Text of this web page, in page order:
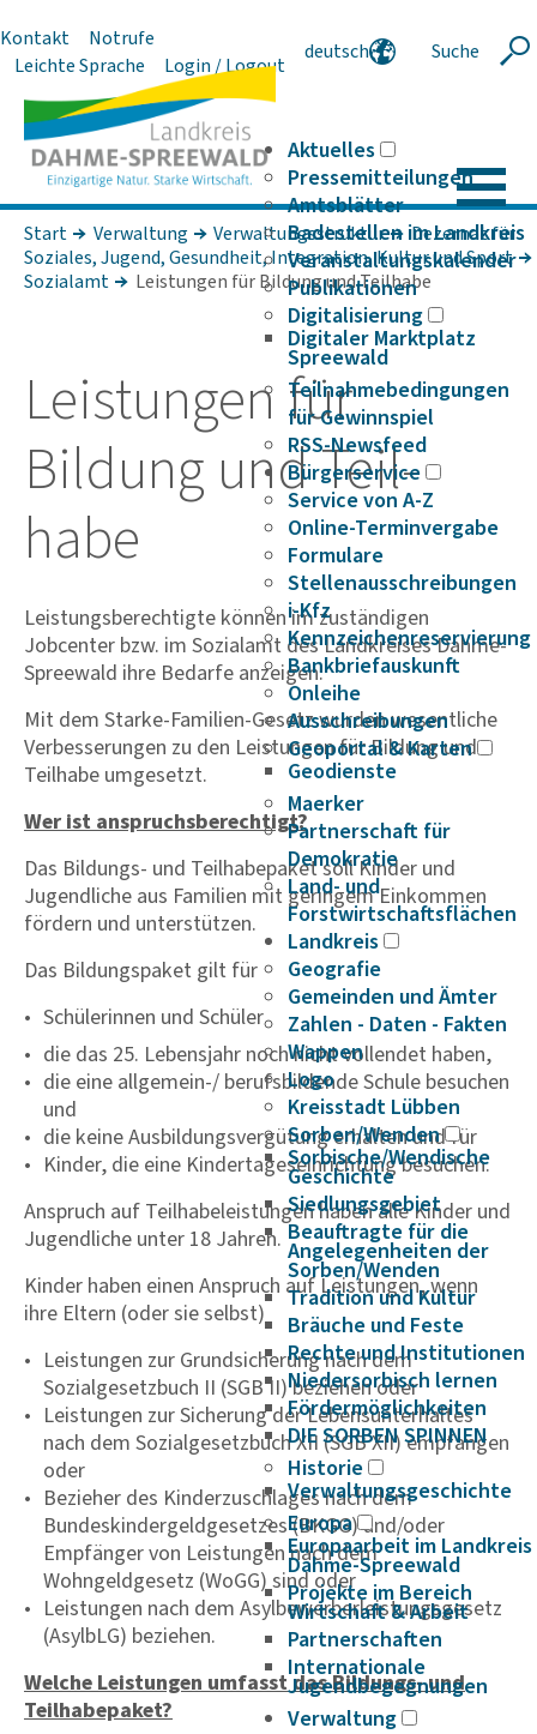
Kontakt
Notrufe
Leichte Sprache
Login / Logout
deutsch
Suche
Aktuelles
Pressemitteilungen
Amtsblätter
Badestellen im Landkreis
Veranstaltungskalender
Publikationen
Digitalisierung
Digitaler Marktplatz
Spreewald
Teilnahmebedingungen
für Gewinnspiel
RSS-Newsfeed
Bürgerservice
Service von A-Z
Online-Terminvergabe
Formulare
Stellenausschreibungen
i-Kfz
Kennzeichenreservierung
Bankbriefauskunft
Onleihe
Ausschreibungen
Geoportal & Karten
Geodienste
Maerker
Partnerschaft für
Demokratie
Land- und
Forstwirtschaftsflächen
Landkreis
Geografie
Gemeinden und Ämter
Zahlen - Daten - Fakten
Wappen
Logo
Kreisstadt Lübben
Sorben/Wenden
Sorbische/Wendische
Geschichte
Siedlungsgebiet
Beauftragte für die
Angelegenheiten der
Sorben/Wenden
Tradition und Kultur
Bräuche und Feste
Rechte und Institutionen
Niedersorbisch lernen
Fördermöglichkeiten
DIE SORBEN SPINNEN
Historie
Verwaltungsgeschichte
Europa
Europaarbeit im Landkreis
Dahme-Spreewald
Projekte im Bereich
Wirtschaft & Arbeit
Partnerschaften
Internationale
Jugendbegegnungen
Verwaltung
Start Verwaltung Verwaltungsstruktur
Dezernat für
Soziales, Jugend, Gesundheit, Integration, Kultur und Sport
Sozialamt
Leistungen für Bildung und Teilhabe
Leis­tungen für
Bildung und Teil­
habe
Leistungsberechtigte können im zuständigen
Jobcenter bzw. im Sozialamt des Landkreises Dahme-
Spreewald ihre Bedarfe anzeigen.
Mit dem Starke-Familien-Gesetz wurden wesentliche
Verbesserungen zu den Leistungen für Bildung und
Teilhabe umgesetzt.
Wer ist anspruchsberechtigt?
Das Bildungs- und Teilhabepaket soll Kinder und
Jugendliche aus Familien mit geringem Einkommen
fördern und unterstützen.
Das Bildungspaket gilt für
Schülerinnen und Schüler
die das 25. Lebensjahr noch nicht vollendet haben,
die eine allgemein-/ berufsbildende Schule besuchen
und
die keine Ausbildungsvergütung erhalten und für
Kinder, die eine Kindertageseinrichtung besuchen.
Anspruch auf Teilhabeleistungen haben alle Kinder und
Jugendliche unter 18 Jahren.
Kinder haben einen Anspruch auf Leistungen, wenn
ihre Eltern (oder sie selbst)
Leistungen zur Grundsicherung nach dem
Sozialgesetzbuch II (SGB II) beziehen oder
Leistungen zur Sicherung der Lebensunterhaltes
nach dem Sozialgesetzbuch XII (SGB XII) empfangen
oder
Bezieher des Kinderzuschlages nach dem
Bundeskindergeldgesetzes (BKGG) und/oder
Empfänger von Leistungen nach dem
Wohngeldgesetz (WoGG) sind oder
Leistungen nach dem Asylbewerberleistungsgesetz
(AsylbLG) beziehen.
Welche Leistungen umfasst das Bildungs- und
Teilhabepaket?